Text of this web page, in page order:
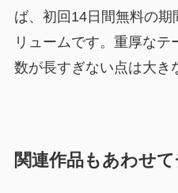
ば、初回14日間無料の
リュームです。重厚な
数が長すぎない点は大き
関連作品もあわせ